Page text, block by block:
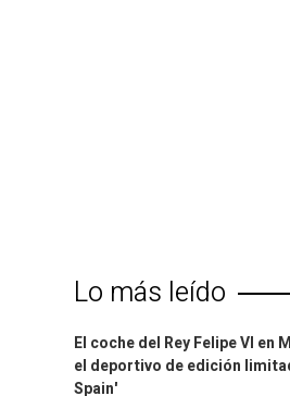
Lo más leído
El coche del Rey Felipe VI en
el deportivo de edición
Spain'